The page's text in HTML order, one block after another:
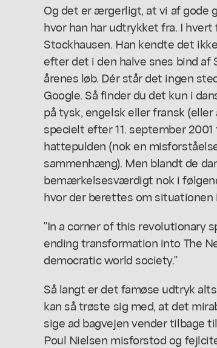
Og det er ærgerligt, at vi af gode
hvor han har udtrykket fra. I
Stockhausen. Han kendte det
efter det i den halve snes bind af
årenes løb. Dér står det ingen
Google. Så finder du det kun i
på tysk, engelsk eller fransk
specielt efter 11. september
hattepulden (nok en
sammenhæng). Men blandt de
bemærkelsesværdigt nok i
hvor der berettes om situationen
"In a corner of this revolutionary
ending transformation into The
democratic world society."
Så langt er det famøse udtryk
kan så trøste sig med, at det
sige ad bagvejen vender tilbage
Poul Nielsen misforstod og